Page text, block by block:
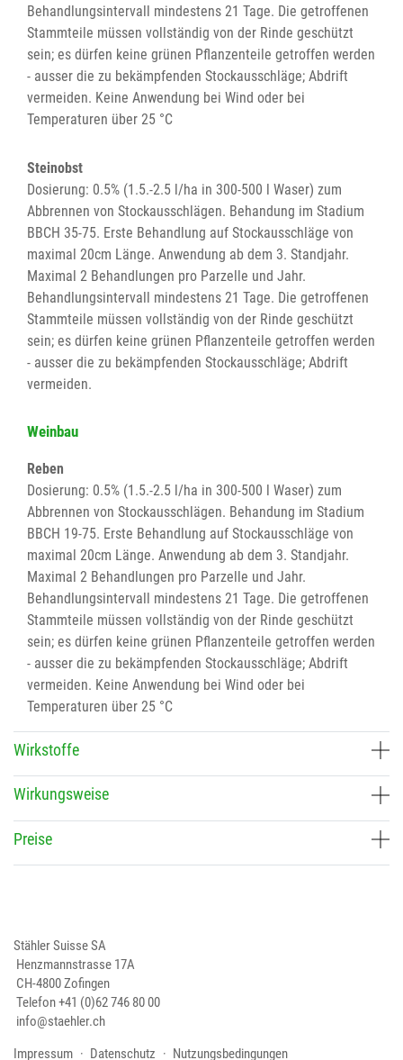
Behandlungsintervall mindestens 21 Tage. Die getroffenen
Stammteile müssen vollständig von der Rinde geschützt
sein; es dürfen keine grünen Pflanzenteile getroffen werden
- ausser die zu bekämpfenden Stockausschläge; Abdrift
vermeiden. Keine Anwendung bei Wind oder bei
Temperaturen über 25 °C
Steinobst
Dosierung: 0.5% (1.5.-2.5 l/ha in 300-500 l Waser) zum
Abbrennen von Stockausschlägen. Behandung im Stadium
BBCH 35-75. Erste Behandlung auf Stockausschläge von
maximal 20cm Länge. Anwendung ab dem 3. Standjahr.
Maximal 2 Behandlungen pro Parzelle und Jahr.
Behandlungsintervall mindestens 21 Tage. Die getroffenen
Stammteile müssen vollständig von der Rinde geschützt
sein; es dürfen keine grünen Pflanzenteile getroffen werden
- ausser die zu bekämpfenden Stockausschläge; Abdrift
vermeiden.
Weinbau
Reben
Dosierung: 0.5% (1.5.-2.5 l/ha in 300-500 l Waser) zum
Abbrennen von Stockausschlägen. Behandung im Stadium
BBCH 19-75. Erste Behandlung auf Stockausschläge von
maximal 20cm Länge. Anwendung ab dem 3. Standjahr.
Maximal 2 Behandlungen pro Parzelle und Jahr.
Behandlungsintervall mindestens 21 Tage. Die getroffenen
Stammteile müssen vollständig von der Rinde geschützt
sein; es dürfen keine grünen Pflanzenteile getroffen werden
- ausser die zu bekämpfenden Stockausschläge; Abdrift
vermeiden. Keine Anwendung bei Wind oder bei
Temperaturen über 25 °C
Wirkstoffe
Wirkungsweise
Preise
Stähler Suisse SA
Henzmannstrasse 17A
CH-4800 Zofingen
Telefon+41 (0)62 746 80 00
info@staehler.ch
Impressum
Datenschutz Nutzungsbedingungen